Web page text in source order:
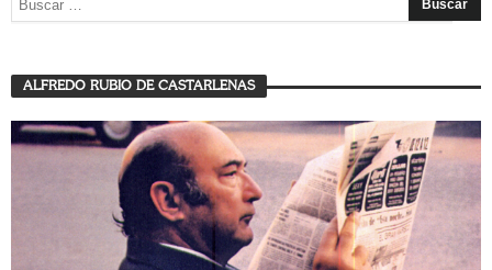
ALFREDO RUBIO DE CASTARLENAS